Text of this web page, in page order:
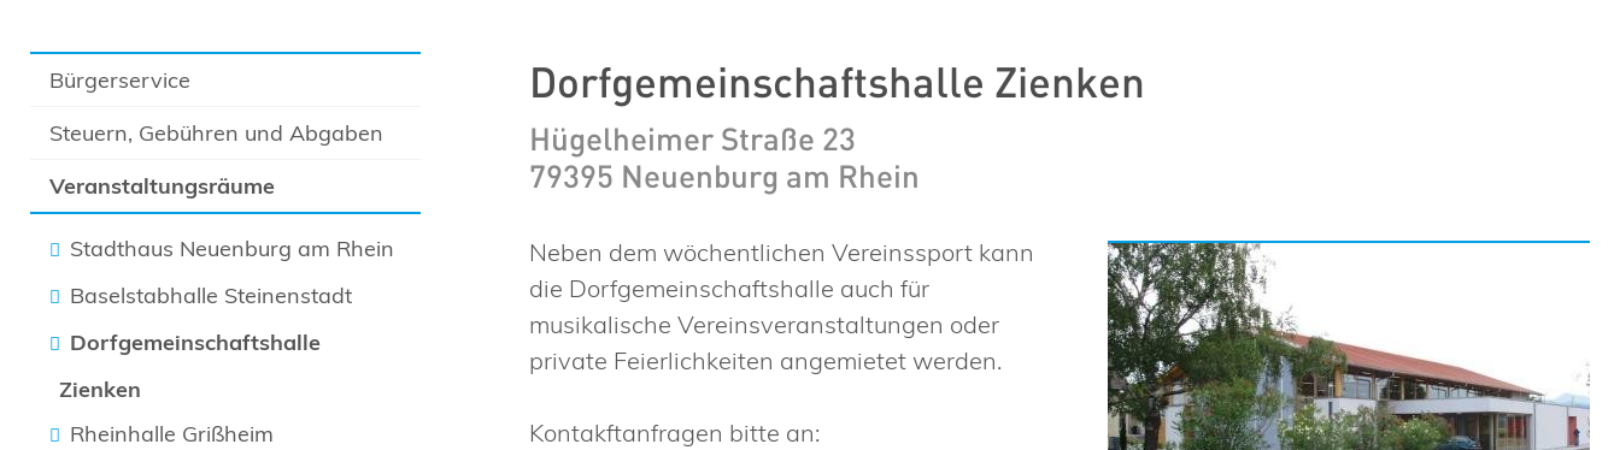
Bürgerservice
Steuern, Gebühren und Abgaben
Veranstaltungsräume
Stadthaus Neuenburg am Rhein
Baselstabhalle Steinenstadt
Dorfgemeinschaftshalle
Zienken
Rheinhalle Grißheim
Dorfgemeinschaftshalle Zienken
Hügelheimer Straße 23
79395 Neuenburg am Rhein
Neben dem wöchentlichen Vereinssport kann
die Dorfgemeinschaftshalle auch für
musikalische Vereinsveranstaltungen oder
private Feierlichkeiten angemietet werden.
Kontakftanfragen bitte an: